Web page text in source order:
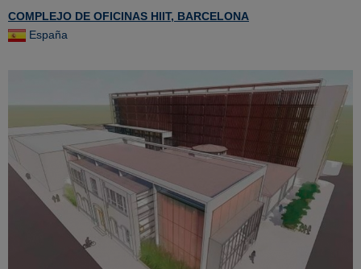
COMPLEJO DE OFICINAS HIIT, BARCELONA
España